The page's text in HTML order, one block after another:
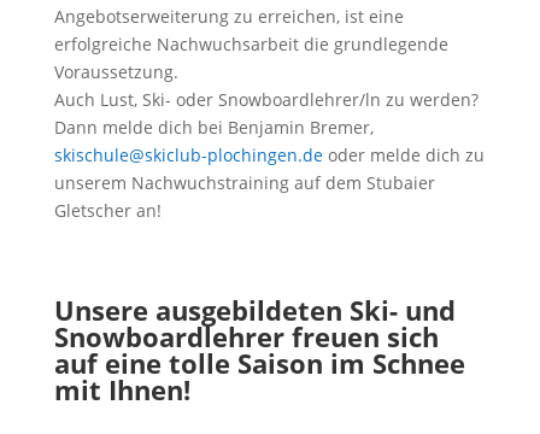
Angebotserweiterung zu erreichen, ist eine
erfolgreiche Nachwuchsarbeit die grundlegende
Voraussetzung.
Auch Lust, Ski- oder Snowboardlehrer/ln zu werden?
Dann melde dich bei Benjamin Bremer,
skischule@skiclub-plochingen.deoder melde dich zu
unserem Nachwuchstraining auf dem Stubaier
Gletscher an!
Unsere ausgebildeten Ski- und
Snowboardlehrer freuen sich
auf eine tolle Saison im Schnee
mit Ihnen!